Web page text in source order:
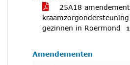
25A18
gezinnen in Roermond
Amendementen